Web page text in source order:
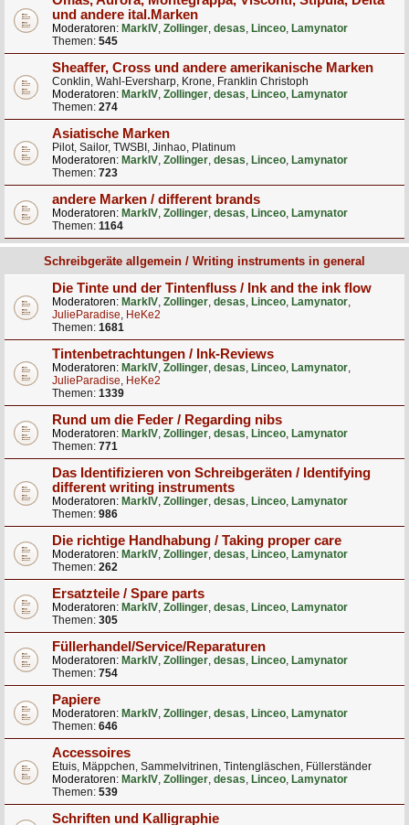
und andere ital.Marken
Moderatoren: MarkIV, Zollinger, desas, Linceo, Lamynator
Themen: 545
Sheaffer, Cross und andere amerikanische Marken
Conklin, Wahl-Eversharp, Krone, Franklin Christoph
Moderatoren: MarkIV, Zollinger, desas, Linceo, Lamynator
Themen: 274
Asiatische Marken
Pilot, Sailor, TWSBI, Jinhao, Platinum
Moderatoren: MarkIV, Zollinger, desas, Linceo, Lamynator
Themen: 723
andere Marken / different brands
Moderatoren: MarkIV, Zollinger, desas, Linceo, Lamynator
Themen: 1164
Schreibgeräte allgemein / Writing instruments in general
Die Tinte und der Tintenfluss / Ink and the ink flow
Moderatoren: MarkIV, Zollinger, desas, Linceo, Lamynator,
JulieParadise, HeKe2
Themen: 1681
Tintenbetrachtungen / Ink-Reviews
Moderatoren: MarkIV, Zollinger, desas, Linceo, Lamynator,
JulieParadise, HeKe2
Themen: 1339
Rund um die Feder / Regarding nibs
Moderatoren: MarkIV, Zollinger, desas, Linceo, Lamynator
Themen: 771
Das Identifizieren von Schreibgeräten / Identifying
different writing instruments
Moderatoren: MarkIV, Zollinger, desas, Linceo, Lamynator
Themen: 986
Die richtige Handhabung / Taking proper care
Moderatoren: MarkIV, Zollinger, desas, Linceo, Lamynator
Themen: 262
Ersatzteile / Spare parts
Moderatoren: MarkIV, Zollinger, desas, Linceo, Lamynator
Themen: 305
Füllerhandel/Service/Reparaturen
Moderatoren: MarkIV, Zollinger, desas, Linceo, Lamynator
Themen: 754
Papiere
Moderatoren: MarkIV, Zollinger, desas, Linceo, Lamynator
Themen: 646
Accessoires
Etuis, Mäppchen, Sammelvitrinen, Tintengläschen, Füllerständer
Moderatoren: MarkIV, Zollinger, desas, Linceo, Lamynator
Themen: 539
Schriften und Kalligraphie